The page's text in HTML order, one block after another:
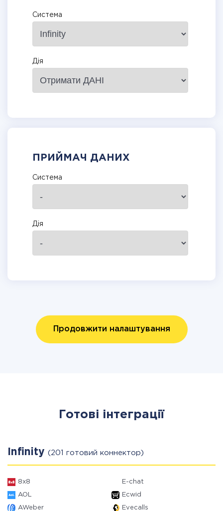
Система
Дія
ПРИЙМАЧ ДАНИХ
Система
Дія
Продовжити налаштування
Готові інтеграції
Infinity (201 готовий коннектор)
8x8 E-chat
AOL Ecwid
AWeber Evecalls